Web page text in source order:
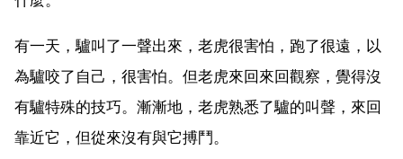
有一天，驢叫了一聲出來，老虎很害怕，跑了很遠，以
為驢咬了自己，很害怕。但老虎來回來回觀察，覺得沒
有驢特殊的技巧。漸漸地，老虎熟悉了驢的叫聲，來回
靠近它，但從來沒有與它搏鬥。